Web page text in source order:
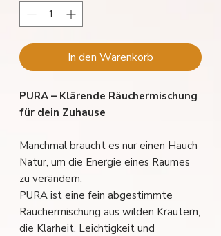
In den Warenkorb
PURA – Klärende Räuchermischung
für dein Zuhause
Manchmal braucht es nur einen Hauch
Natur, um die Energie eines Raumes
zu verändern.
PURA ist eine fein abgestimmte
Räuchermischung aus wilden Kräutern,
die Klarheit, Leichtigkeit und